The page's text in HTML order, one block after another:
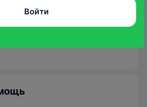
перчатки и респиратор
Войти